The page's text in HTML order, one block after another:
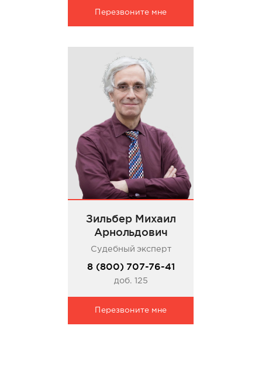
Перезвоните мне
Зильбер Михаил
Арнольдович
Судебный эксперт
8 (800) 707-76-41
доб. 125
Перезвоните мне